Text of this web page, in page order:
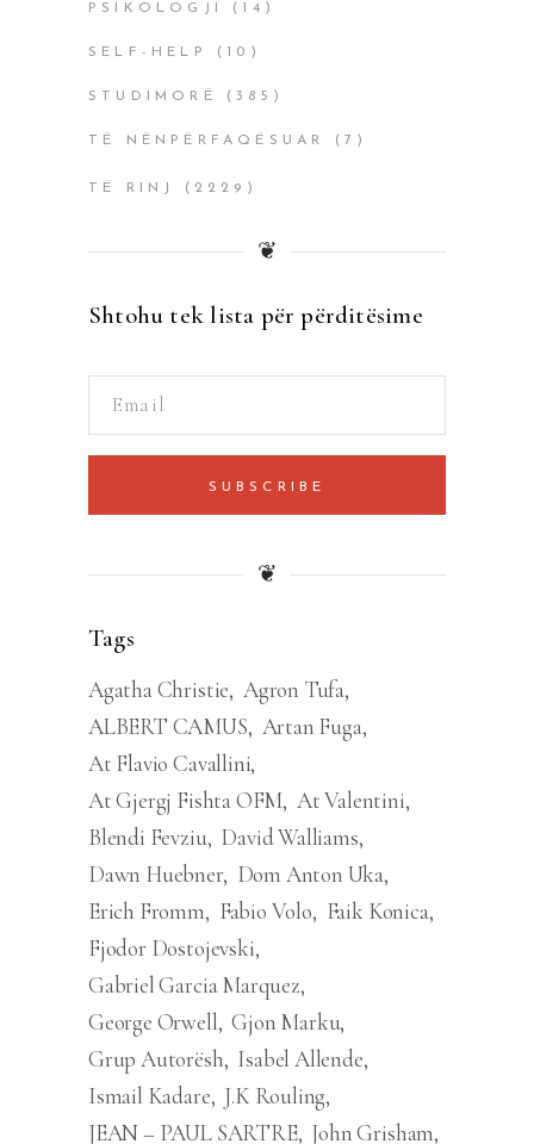
PSIKOLOGJI (14)
SELF-HELP (10)
STUDIMORË (385)
TË NËNPËRFAQËSUAR (7)
TË RINJ (2229)
❦
Shtohu tek lista për përditësime
SUBSCRIBE
❦
Tags
Agatha Christie Agron Tufa
ALBERT CAMUS Artan Fuga
At Flavio Cavallini
At Gjergj Fishta OFM At Valentini
Blendi Fevziu David Walliams
Dawn Huebner Dom Anton Uka
Erich Fromm
Fabio Volo
Faik Konica
Fjodor Dostojevski
Gabriel Garcia Marquez
George Orwell Gjon Marku
Grup Autorësh Isabel Allende
Ismail Kadare J.K Rouling
JEAN – PAUL SARTRE John Grisham